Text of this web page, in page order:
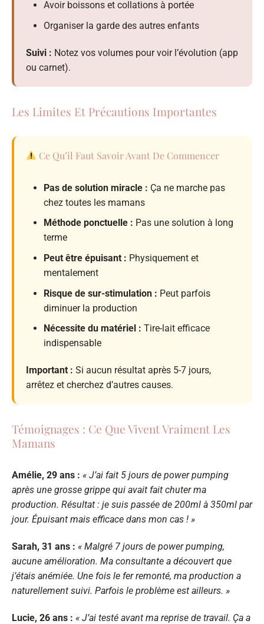
Avoir boissons et collations à portée
Organiser la garde des autres enfants
Suivi : Notez vos volumes pour voir l’évolution (app
ou carnet).
Les Limites Et Précautions Importantes
Ce Qu’il Faut Savoir Avant De Commencer
Pas de solution miracle : Ça ne marche pas
chez toutes les mamans
Méthode ponctuelle : Pas une solution à long
terme
Peut être épuisant : Physiquement et
mentalement
Risque de sur-stimulation : Peut parfois
diminuer la production
Nécessite du matériel : Tire-lait efficace
indispensable
Important : Si aucun résultat après 5-7 jours,
arrêtez et cherchez d’autres causes.
Témoignages : Ce Que Vivent Vraiment Les
Mamans
Amélie, 29 ans : « J’ai fait 5 jours de power pumping
après une grosse grippe qui avait fait chuter ma
production. Résultat : je suis passée de 200ml à 350ml par
jour. Épuisant mais efficace dans mon cas ! »
Sarah, 31 ans : « Malgré 7 jours de power pumping,
aucune amélioration. Ma consultante a découvert que
j’étais anémiée. Une fois le fer remonté, ma production a
naturellement suivi. Parfois le problème est ailleurs. »
Lucie, 26 ans : « J’ai testé avant ma reprise de travail. Ça a